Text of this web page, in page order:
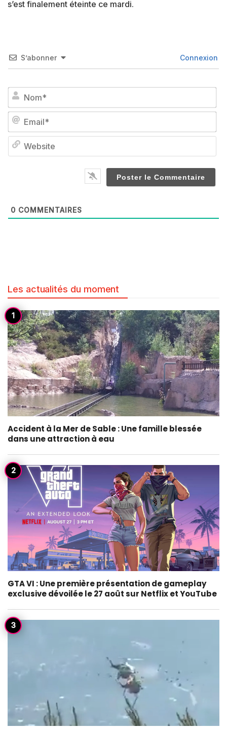
s’est finalement éteinte ce mardi.
S’abonner Connexion
0 COMMENTAIRES
Les actualités du moment
Accident à la Mer de Sable : Une famille blessée
dans une attraction à eau
GTA VI : Une première présentation de gameplay
exclusive dévoilée le 27 août sur Netflix et YouTube